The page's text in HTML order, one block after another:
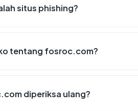
situs phishing?
tentang fosroc.com?
diperiksa ulang?